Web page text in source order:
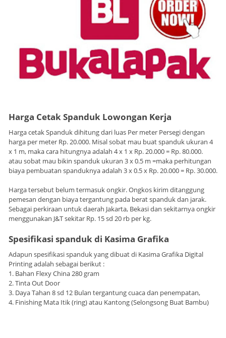
Harga Cetak Spanduk Lowongan Kerja
Harga cetak Spanduk dihitung dari luas Per meter Persegi dengan
harga per meter Rp. 20.000. Misal sobat mau buat spanduk ukuran 4
x 1 m, maka cara hitungnya adalah 4 x 1 x Rp. 20.000 = Rp. 80.000.
atau sobat mau bikin spanduk ukuran 3 x 0.5 m =maka perhitungan
biaya pembuatan spanduknya adalah 3 x 0.5 x Rp. 20.000 = Rp. 30.000.
Harga tersebut belum termasuk ongkir. Ongkos kirim ditanggung
pemesan dengan biaya tergantung pada berat spanduk dan jarak.
Sebagai perkiraan untuk daerah Jakarta, Bekasi dan sekitarnya ongkir
menggunakan J&T sekitar Rp. 15 sd 20 rb per kg.
Spesifikasi spanduk di Kasima Grafika
Adapun spesifikasi spanduk yang dibuat di Kasima Grafika Digital
Printing adalah sebagai berikut :
1. Bahan Flexy China 280 gram
2. Tinta Out Door
3. Daya Tahan 8 sd 12 Bulan tergantung cuaca dan penempatan,
4. Finishing Mata Itik (ring) atau Kantong (Selongsong Buat Bambu)